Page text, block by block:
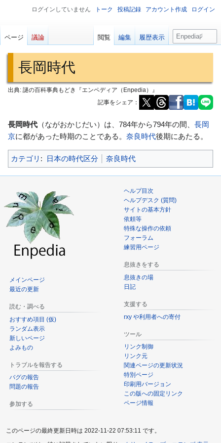
長岡時代
出典: 謎の百科事典もどき『エンペディア（Enpedia）』
記事をシェア：
ナ
ビ
ー
に
移
検
索
移
長岡時代 （ながおかじだい）は、784年から794年の間、 長岡
京に都があった時期のことである。 奈良時代後期にあたる。
カテゴリ : 日本の時代区分 奈良時代
ログインしていません トーク 投稿記録 アカウント作成 ログイン
ページ 議論 閲覧 編集 履歴表示
検
索
メインページ
最近の更新
読む・調べる
おすすめ項目 (仮)
ランダム表示
新しいページ
よみもの
トラブルを報告する
バグの報告
問題の報告
参加する
ヘルプ目次
ヘルプデスク (質問)
サイトの基本方針
依頼等
特殊な操作の依頼
フォーラム
練習用ページ
息抜きをする
息抜きの場
日記
支援する
rxy や利用者への寄付
ツール
リンク制御
リンク元
関連ページの更新状況
特別ページ
印刷用バージョン
この版への固定リンク
ページ情報
このページの最終更新日時は 2022-11-22 07:53:11 です。